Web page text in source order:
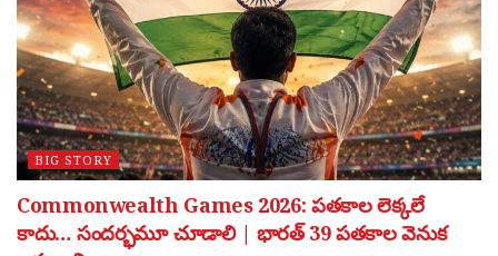
BIG STORY
Commonwealth Games 2026: పతకాల లెక్కలే
కాదు… సందర్భమూ చూడాలి | భారత్ 39 పతకాల వెనుక